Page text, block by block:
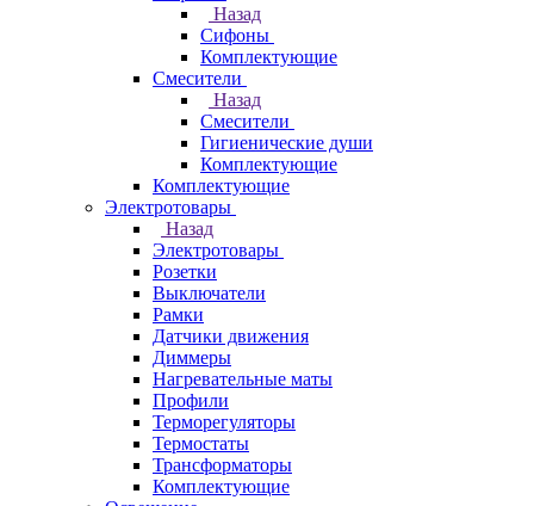
Назад
Сифоны
Комплектующие
Смесители
Назад
Смесители
Гигиенические души
Комплектующие
Комплектующие
Электротовары
Назад
Электротовары
Розетки
Выключатели
Рамки
Датчики движения
Диммеры
Нагревательные маты
Профили
Терморегуляторы
Термостаты
Трансформаторы
Комплектующие